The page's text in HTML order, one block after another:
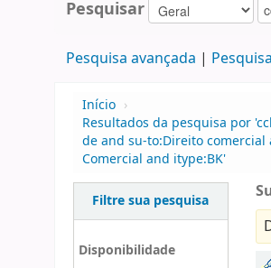
Pesquisar
Pesquisa avançada
Início ›
Resultados da pesquisa por
de and su-to:Direito comercial
Comercial and itype:BK'
Filtre sua pesquisa
Disponibilidade